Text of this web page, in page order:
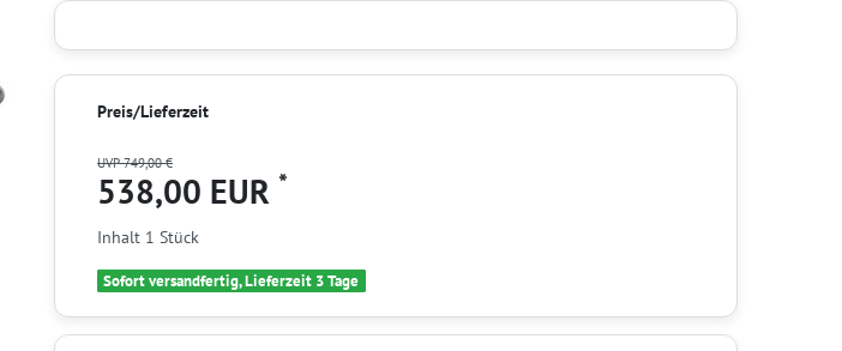
Preis/Lieferzeit
UVP 749,00 €
538,00 EUR *
Inhalt 1 Stück
Sofort versandfertig, Lieferzeit 3 Tage